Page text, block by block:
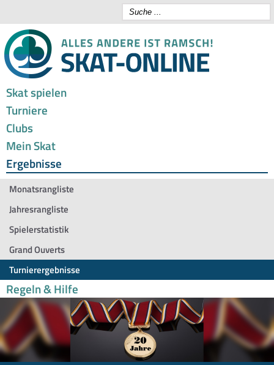
Skat spielen
Turniere
Clubs
Mein Skat
Ergebnisse
Monatsrangliste
Jahresrangliste
Spielerstatistik
Grand Ouverts
Turnierergebnisse
Regeln & Hilfe